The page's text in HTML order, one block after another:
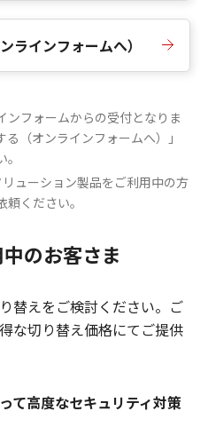
ラインフォームへ）
ンフォームからの受付となりま
（オンラインフォームへ）」
ューション製品をご利用中の方
ください。
のお客さま
替えをご検討ください。ご
な切り替え価格にてご提供
て高度なセキュリティ対策